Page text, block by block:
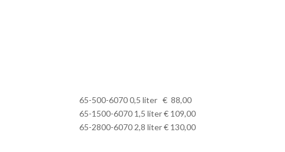
65-500-6070 0,5 liter € 88,00
65-1500-6070 1,5 liter € 109,00
65-2800-6070 2,8 liter € 130,00